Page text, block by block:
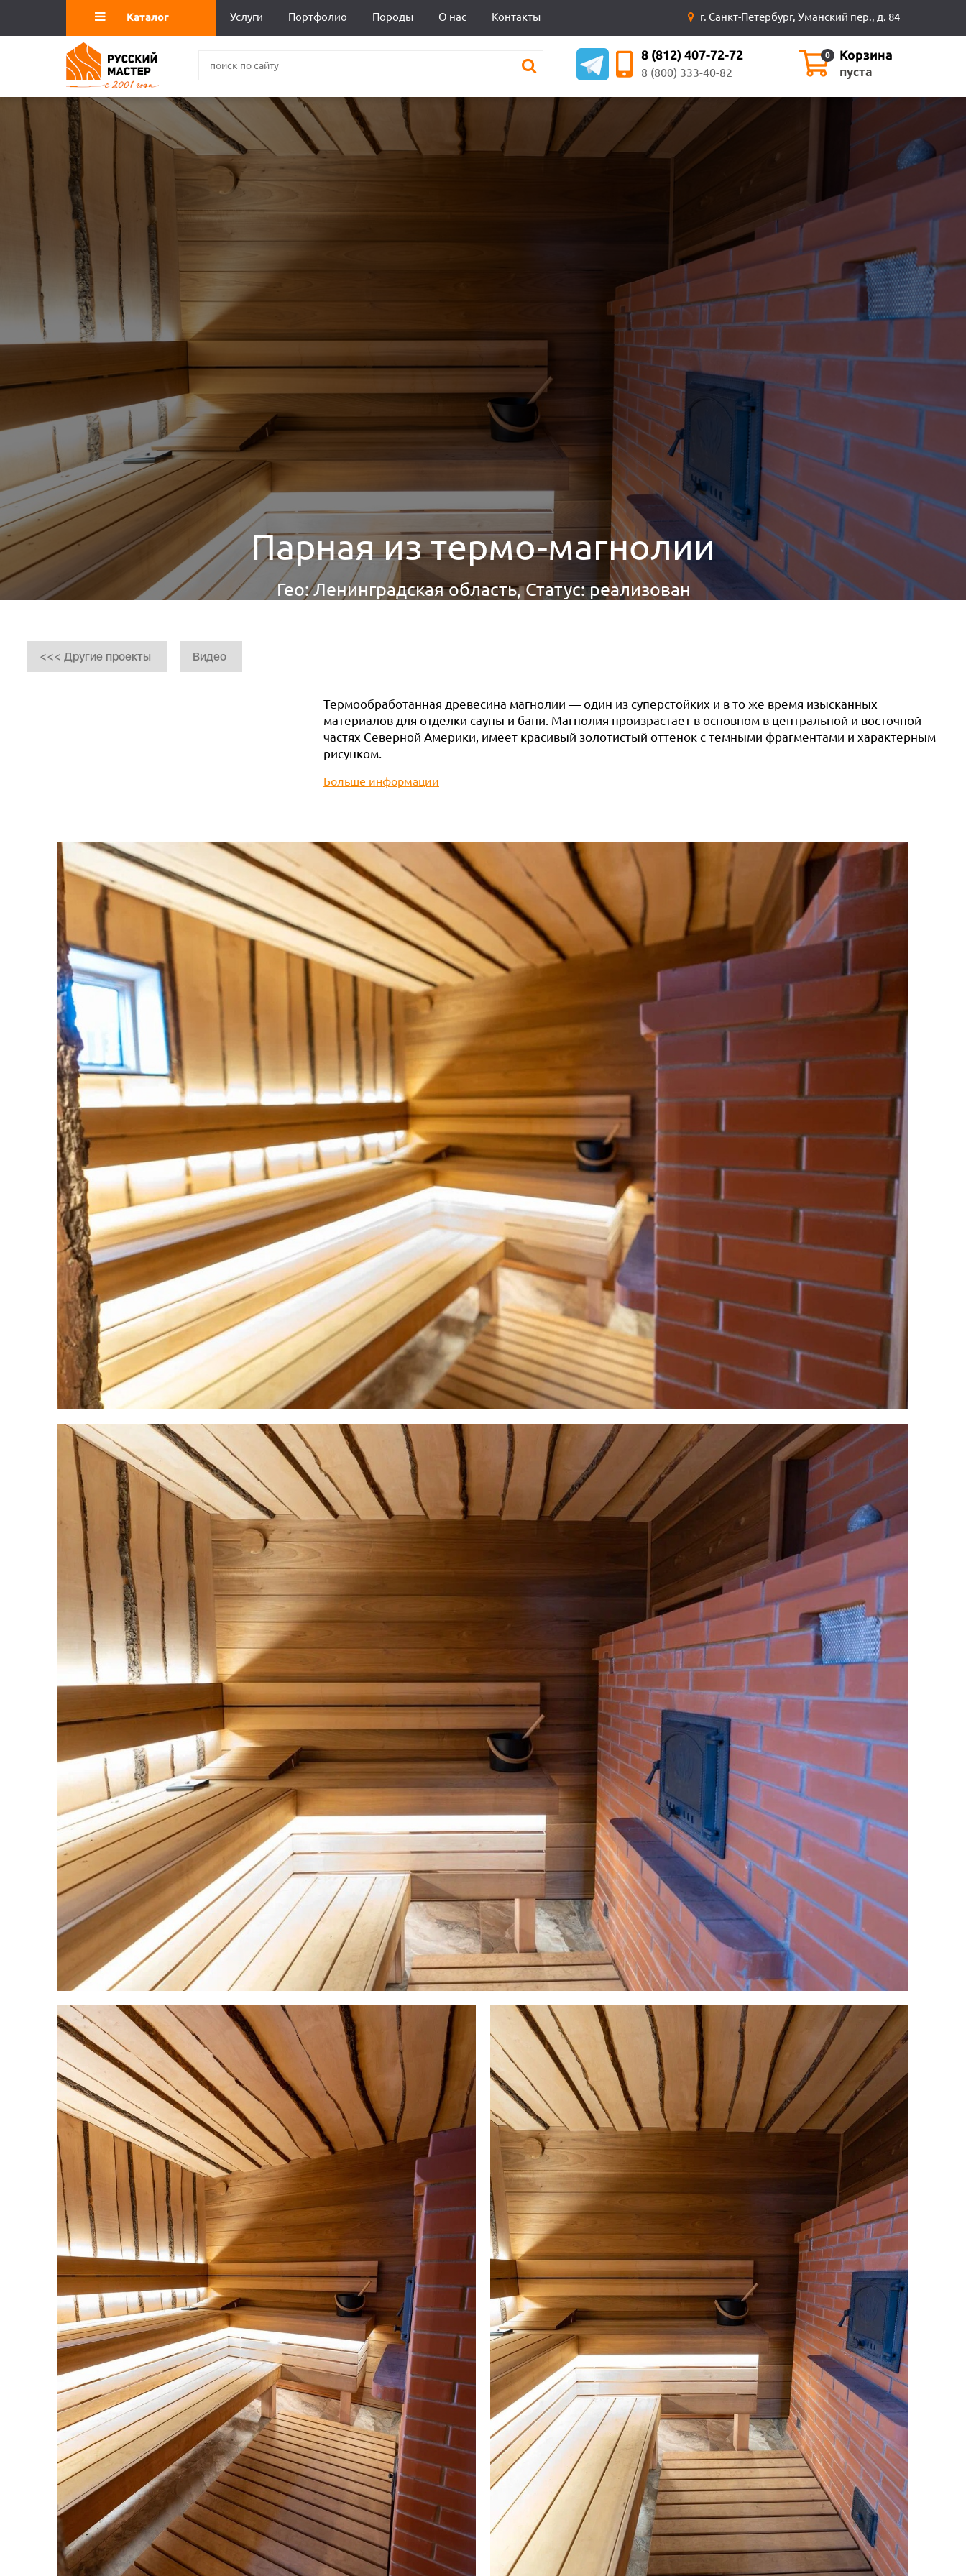
Каталог Услуги Портфолио Породы О нас Контакты г. Санкт-Петербург, Уманский пер., д. 84
Корзина
0
пуста
8 (812) 407-72-72
8 (800) 333-40-82
Парная из термо-магнолии
Гео: Ленинградская область, Статус: реализован
<<< Другие проекты Видео
Термообработанная древесина магнолии — один из суперстойких и в то же время изысканных
материалов для отделки сауны и бани. Магнолия произрастает в основном в центральной и восточной
частях Северной Америки, имеет красивый золотистый оттенок с темными фрагментами и характерным
рисунком.
Больше информации